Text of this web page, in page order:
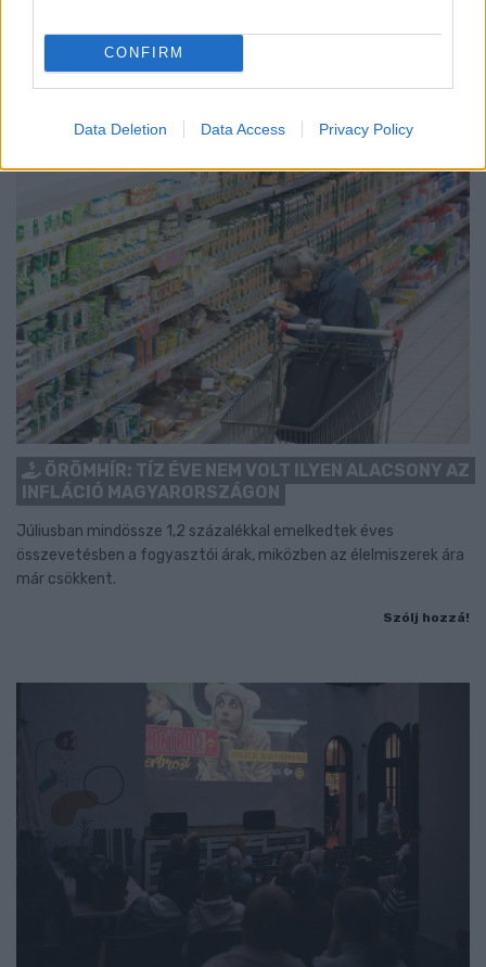
CONFIRM
Data Deletion Data Access Privacy Policy
támad kedve kirándulni a természetbe.
Szólj hozzá!
ÖRÖMHÍR: TÍZ ÉVE NEM VOLT ILYEN ALACSONY AZ
INFLÁCIÓ MAGYARORSZÁGON
Júliusban mindössze 1,2 százalékkal emelkedtek éves
összevetésben a fogyasztói árak, miközben az élelmiszerek ára
már csökkent.
Szólj hozzá!